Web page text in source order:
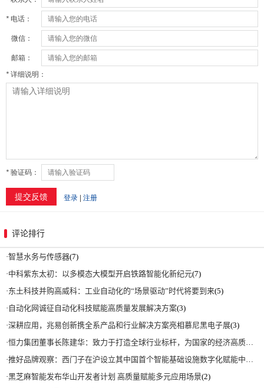
评论排行
·智慧水务与传感器(7)
·中科紫东太初：以多模态大模型开启铁路智能化新纪元(7)
·东土科技并购高威科：工业自动化的“场景驱动”时代将要到来(5)
· 自动化网诚征自动化科技赋能高质量发展解决方案(3)
·深耕应用，兆易创新携全系产品和行业解决方案亮相慕尼黑电子展(3)
·恒力集团董事长陈建华：致力于打造全球行业标杆，为国家的经济高质量发展贡献更大力量|上海电气集团党委书记、董事长吴磊来访
·推好品牌观察：西门子在沪设立其中国首个智能基础设施数字化赋能中心
·黑芝麻智能发布华山开发者计划 高质量赋能多元应用场景(2)